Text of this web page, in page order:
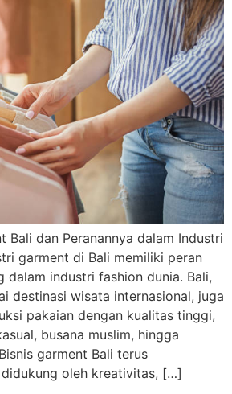
Bali dan Peranannya dalam Industri
garment di Bali memiliki peran
dalam industri fashion dunia. Bali,
destinasi wisata internasional, juga
pakaian dengan kualitas tinggi,
busana muslim, hingga
garment Bali terus
oleh kreativitas, […]